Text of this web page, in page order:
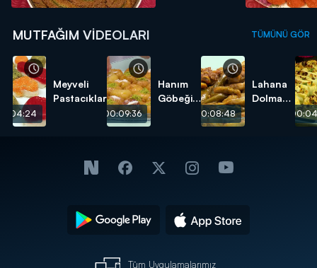
MUTFAĞIM VIDEOLARI TÜMÜNÜ GÖR
Meyveli
Pastacıklar
00:09:36
Hanım
Göbeği
00:08:48
Lahana
Dolması
Tüm Uygulamalarımız